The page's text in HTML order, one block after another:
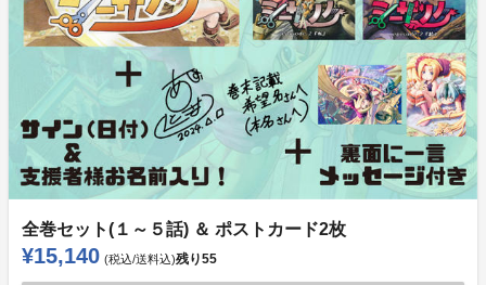
全巻セット(１～５話) ＆ ポストカード2枚
¥15,140 (税込/送料込)残り55